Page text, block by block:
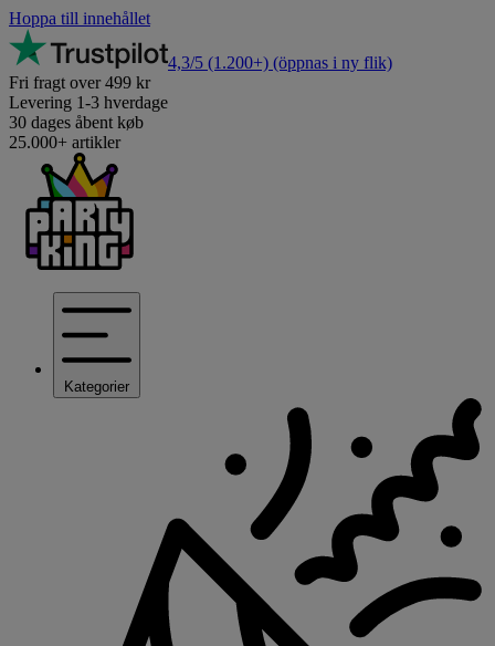
Hoppa till innehållet
4,3/5 (1.200+) (öppnas i ny flik)
Fri fragt over 499 kr
Levering 1-3 hverdage
30 dages åbent køb
25.000+ artikler
Kategorier